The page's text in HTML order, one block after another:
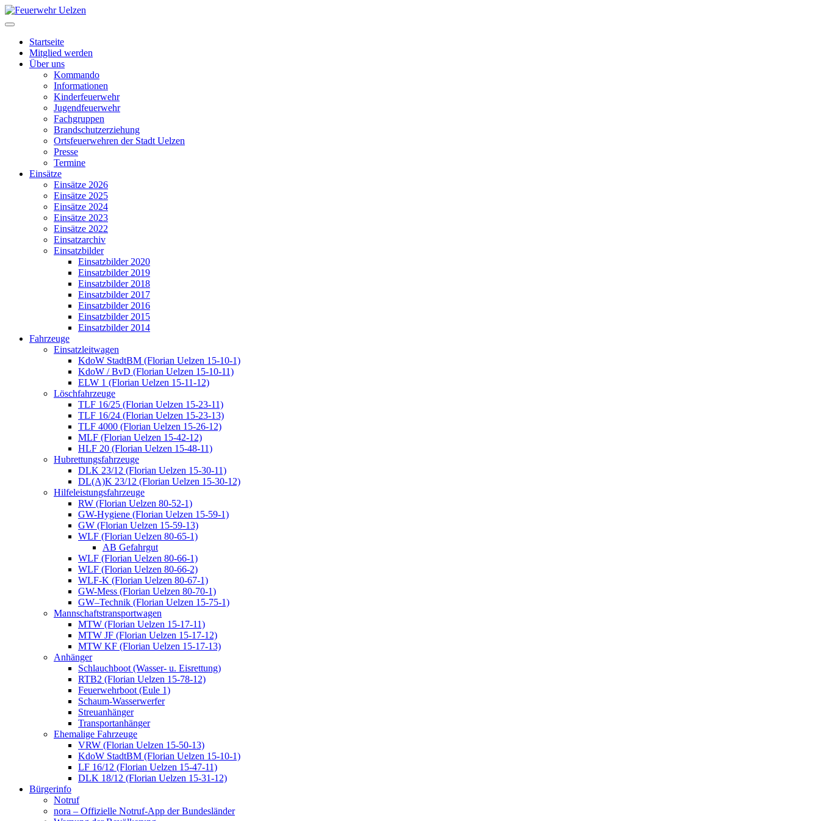
Startseite
Mitglied werden
Über uns
Kommando
Informationen
Kinderfeuerwehr
Jugendfeuerwehr
Fachgruppen
Brandschutzerziehung
Ortsfeuerwehren der Stadt Uelzen
Presse
Termine
Einsätze
Einsätze 2026
Einsätze 2025
Einsätze 2024
Einsätze 2023
Einsätze 2022
Einsatzarchiv
Einsatzbilder
Einsatzbilder 2020
Einsatzbilder 2019
Einsatzbilder 2018
Einsatzbilder 2017
Einsatzbilder 2016
Einsatzbilder 2015
Einsatzbilder 2014
Fahrzeuge
Einsatzleitwagen
KdoW StadtBM (Florian Uelzen 15-10-1)
KdoW / BvD (Florian Uelzen 15-10-11)
ELW 1 (Florian Uelzen 15-11-12)
Löschfahrzeuge
TLF 16/25 (Florian Uelzen 15-23-11)
TLF 16/24 (Florian Uelzen 15-23-13)
TLF 4000 (Florian Uelzen 15-26-12)
MLF (Florian Uelzen 15-42-12)
HLF 20 (Florian Uelzen 15-48-11)
Hubrettungsfahrzeuge
DLK 23/12 (Florian Uelzen 15-30-11)
DL(A)K 23/12 (Florian Uelzen 15-30-12)
Hilfeleistungsfahrzeuge
RW (Florian Uelzen 80-52-1)
GW-Hygiene (Florian Uelzen 15-59-1)
GW (Florian Uelzen 15-59-13)
WLF (Florian Uelzen 80-65-1)
AB Gefahrgut
WLF (Florian Uelzen 80-66-1)
WLF (Florian Uelzen 80-66-2)
WLF-K (Florian Uelzen 80-67-1)
GW-Mess (Florian Uelzen 80-70-1)
GW–Technik (Florian Uelzen 15-75-1)
Mannschaftstransportwagen
MTW (Florian Uelzen 15-17-11)
MTW JF (Florian Uelzen 15-17-12)
MTW KF (Florian Uelzen 15-17-13)
Anhänger
Schlauchboot (Wasser- u. Eisrettung)
RTB2 (Florian Uelzen 15-78-12)
Feuerwehrboot (Eule 1)
Schaum-Wasserwerfer
Streuanhänger
Transportanhänger
Ehemalige Fahrzeuge
VRW (Florian Uelzen 15-50-13)
KdoW StadtBM (Florian Uelzen 15-10-1)
LF 16/12 (Florian Uelzen 15-47-11)
DLK 18/12 (Florian Uelzen 15-31-12)
Bürgerinfo
Notruf
nora – Offizielle Notruf-App der Bundesländer